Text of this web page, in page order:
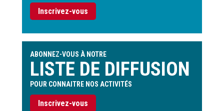
Inscrivez-vous
ABONNEZ-VOUS À NOTRE
LISTE DE DIFFUSION
POUR CONNAITRE NOS ACTIVITÉS
Inscrivez-vous